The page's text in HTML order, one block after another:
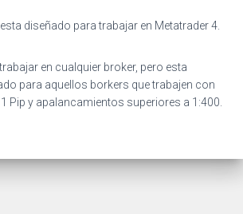
diseñado para trabajar en Metatrader 4.
en cualquier broker, pero esta
para aquellos borkers que trabajen con
Pip y apalancamientos superiores a 1:400.